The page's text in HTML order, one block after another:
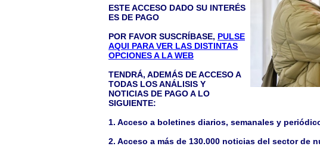
ESTE ACCESO DADO SU INTERÉS
ES DE PAGO
POR FAVOR SUSCRÍBASE, PULSE
AQUI PARA VER LAS DISTINTAS
OPCIONES A LA WEB
TENDRÁ, ADEMÁS DE ACCESO A
TODAS LOS ANÁLISIS Y
NOTICIAS DE PAGO A LO
SIGUIENTE:
1. Acceso a boletines diarios, semanales y
2. Acceso a más de 130.000 noticias del sector de